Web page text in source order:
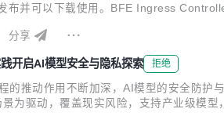
布并可以下载使用。BFE Ingress
分享
开启AI模型安全与隐私探索 拒绝
的推动作用不断加深，AI模型的安全防
为驱动，覆盖现实风险，支持产业级模